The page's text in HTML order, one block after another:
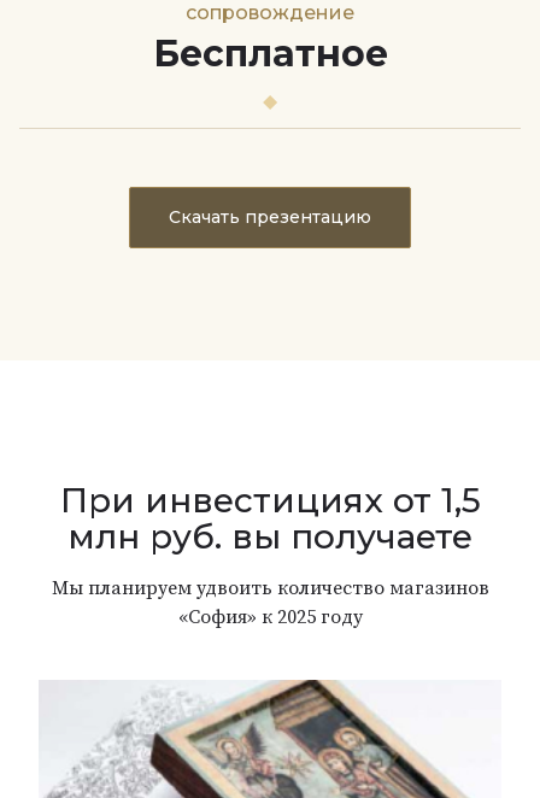
сопровождение
Бесплатное
Скачать презентацию
При инвестициях от 1,5
млн руб. вы получаете
Мы планируем удвоить количество магазинов
«София» к 2025 году